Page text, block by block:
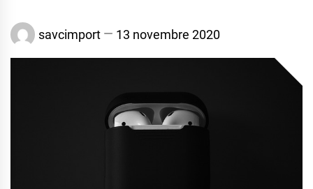
savcimport 13 novembre 2020